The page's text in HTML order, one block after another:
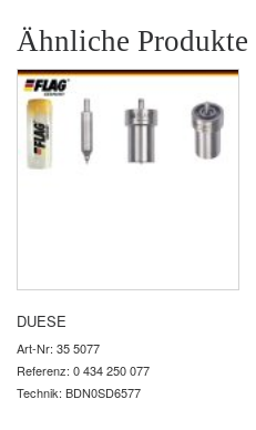
Ähnliche Produkte
DUESE
Art-Nr: 35 5077
Referenz: 0 434 250 077
Technik: BDN0SD6577